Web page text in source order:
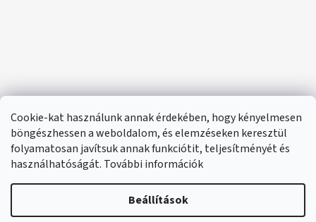
Cookie-kat használunk annak érdekében, hogy kényelmesen
böngészhessen a weboldalom, és elemzéseken keresztül
folyamatosan javítsuk annak funkciótit, teljesítményét és
használhatóságát. További információk
Beállítások